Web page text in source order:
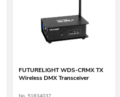
FUTURELIGHT WDS-CRMX TX
Wireless DMX Transceiver